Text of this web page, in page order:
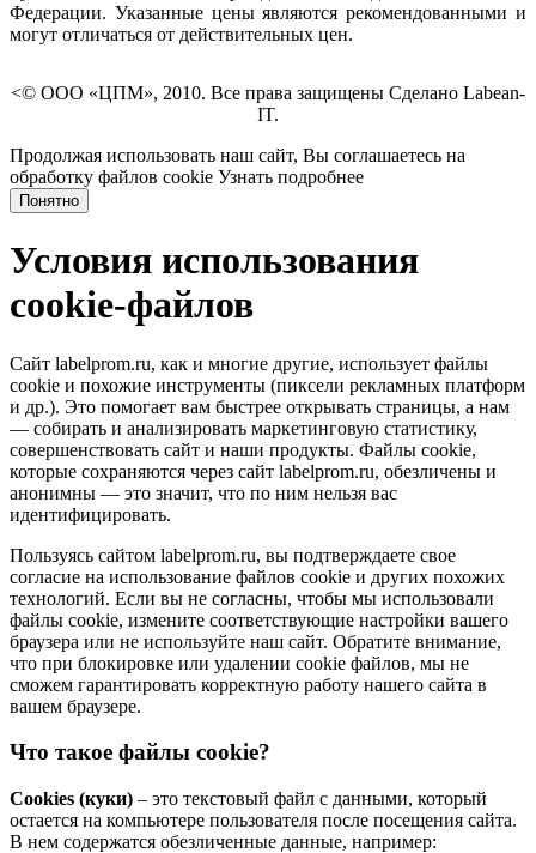
Федерации. Указанные цены являются рекомендованными и
могут отличаться от действительных цен.
<© ООО «ЦПМ», 2010. Все права защищены Сделано Labean-
IT.
Продолжая использовать наш сайт, Вы соглашаетесь на
обработку файлов cookie Узнать подробнее
Понятно
Условия использования
cookie-файлов
Сайт labelprom.ru, как и многие другие, использует файлы
cookie и похожие инструменты (пиксели рекламных платформ
и др.). Это помогает вам быстрее открывать страницы, а нам
— собирать и анализировать маркетинговую статистику,
совершенствовать сайт и наши продукты. Файлы сookie,
которые сохраняются через сайт labelprom.ru, обезличены и
анонимны — это значит, что по ним нельзя вас
идентифицировать.
Пользуясь сайтом labelprom.ru, вы подтверждаете свое
согласие на использование файлов cookie и других похожих
технологий. Если вы не согласны, чтобы мы использовали
файлы cookie, измените соответствующие настройки вашего
браузера или не используйте наш сайт. Обратите внимание,
что при блокировке или удалении cookie файлов, мы не
сможем гарантировать корректную работу нашего сайта в
вашем браузере.
Что такое файлы cookie?
Cookies (куки) – это текстовый файл с данными, который
остается на компьютере пользователя после посещения сайта.
В нем содержатся обезличенные данные, например: